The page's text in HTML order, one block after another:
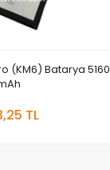
(KM6) Batarya 5160
TL